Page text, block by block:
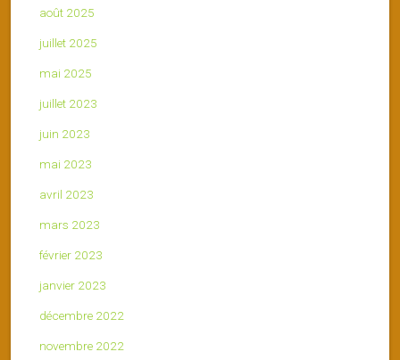
août 2025
juillet 2025
mai 2025
juillet 2023
juin 2023
mai 2023
avril 2023
mars 2023
février 2023
janvier 2023
décembre 2022
novembre 2022